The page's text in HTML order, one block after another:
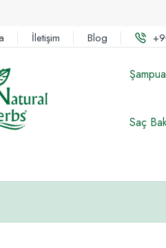
İletişim Blog
Saç